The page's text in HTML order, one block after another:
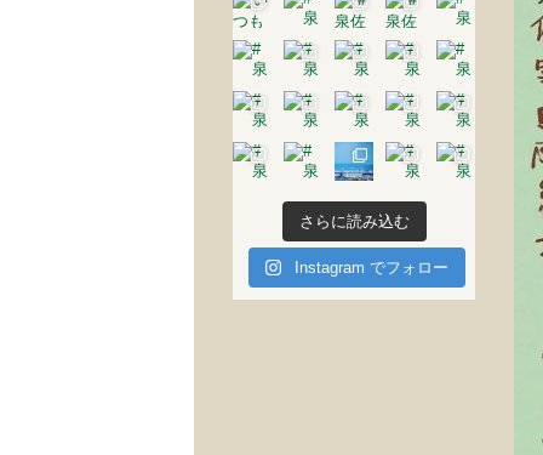
さらに読み込む
Instagram でフォロー